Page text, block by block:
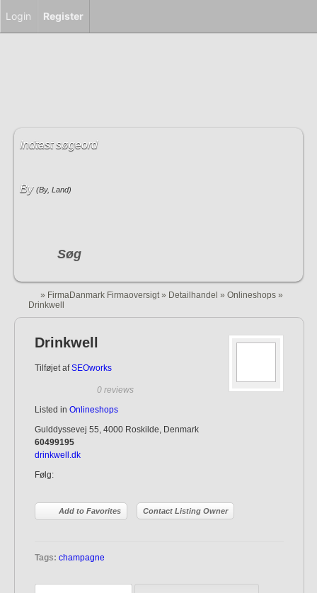
Indtast søgeord
By(By, Land)
Søg
» FirmaDanmark Firmaoversigt » Detailhandel » Onlineshops »
Drinkwell
Drinkwell
Tilføjet afSEOworks
0 reviews
Listed in Onlineshops
Gulddyssevej 55, 4000 Roskilde, Denmark
60499195
drinkwell.dk
Følg:
Add to Favorites Contact Listing Owner
Tags: champagne
Login Register